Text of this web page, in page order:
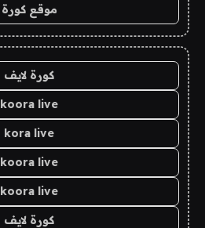
موقع كورة
كورة لايف
koora live
kora live
koora live
koora live
كورة لايف